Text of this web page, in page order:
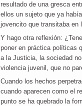
resultado de una gresca
ellos un sujeto que ya
jovencito que transitaba en
Y hago otra reflexión:
poner en práctica políticas
a la Justicia, la sociedad
violencia juvenil, que no
Cuando los hechos
cuando aparecen como el
punto se ha quebrado la